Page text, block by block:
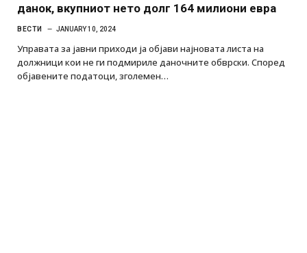
данок, вкупниот нето долг 164 милиони евра
ВЕСТИ JANUARY 10, 2024
Управата за јавни приходи ја објави најновата листа на
должници кои не ги подмириле даночните обврски. Според
објавените податоци, зголемен…